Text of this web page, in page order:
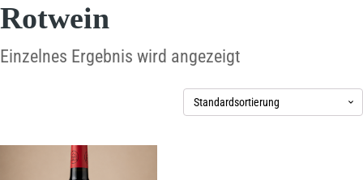
Rotwein
Einzelnes Ergebnis wird angezeigt